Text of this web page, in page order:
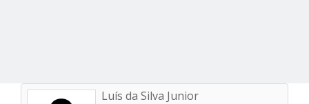
Luís da Silva Junior